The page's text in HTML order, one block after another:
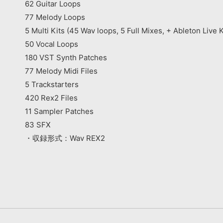
62 Guitar Loops
77 Melody Loops
5 Multi Kits (45 Wav loops, 5 Full Mixes, + Ableton Live
50 Vocal Loops
180 VST Synth Patches
77 Melody Midi Files
5 Trackstarters
420 Rex2 Files
11 Sampler Patches
83 SFX
・収録形式：Wav REX2